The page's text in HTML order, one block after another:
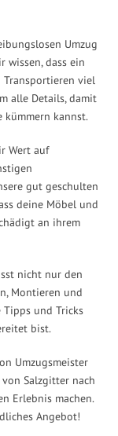
Umzug
wissen, dass ein
Transportieren viel
alle Details, damit
kannst.
Wert auf
gut geschulten
deine Möbel und
an ihrem
nicht nur den
Montieren und
und Tricks
bist.
Umzugsmeister
Salzgitter nach
Erlebnis machen.
Angebot!